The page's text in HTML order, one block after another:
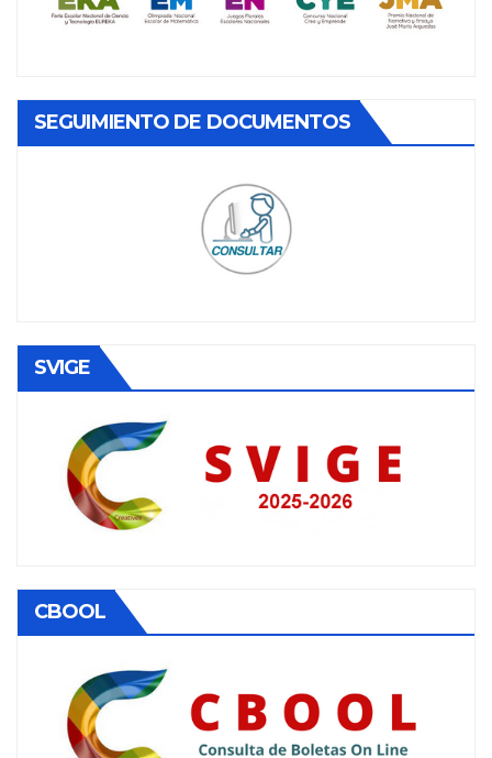
SEGUIMIENTO DE DOCUMENTOS
SVIGE
CBOOL